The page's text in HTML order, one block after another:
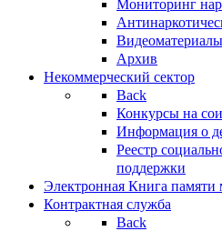
Мониторинг
Архив
Некоммерческий сектор
Back
Конкурсы на
Информация о
Реестр
поддержки
Электронная Книга памяти
Контрактная служба
Back